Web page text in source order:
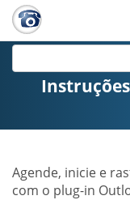
Agende, inicie e
com o plug-in